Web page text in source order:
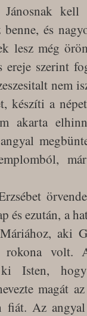
és
lesz még
szerint
nem
készíti a
akarta
és ezután, a
aki
rokona
ki Isten,
magát
fiát. Az